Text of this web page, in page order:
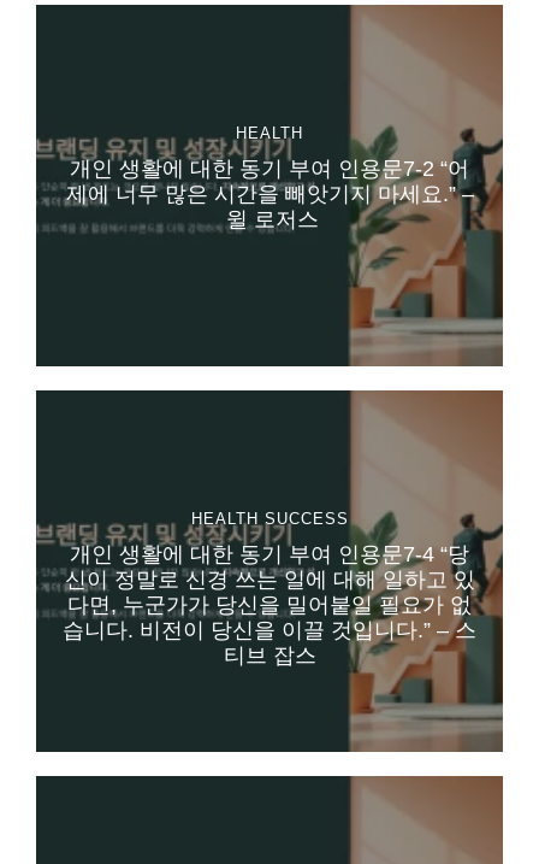
HEALTH
개인 생활에 대한 동기 부여 인용문7-2 “어
제에 너무 많은 시간을 빼앗기지 마세요.” –
윌 로저스
HEALTH SUCCESS
개인 생활에 대한 동기 부여 인용문7-4 “당
신이 정말로 신경 쓰는 일에 대해 일하고 있
다면, 누군가가 당신을 밀어붙일 필요가 없
습니다. 비전이 당신을 이끌 것입니다.” – 스
티브 잡스